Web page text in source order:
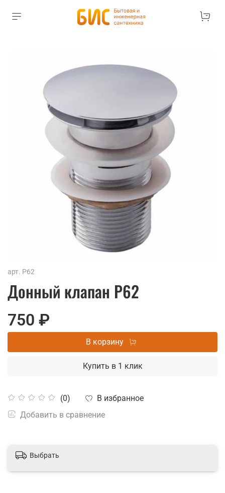
арт. P62
Донный клапан P62
(0)
В избранное
Добавить в сравнение
750 ₽
В корзину
Купить в 1 клик
Выбрать